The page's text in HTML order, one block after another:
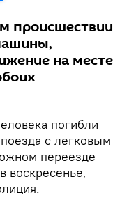
происшествии
на месте
погибли
с легковым
переезде
воскресенье,